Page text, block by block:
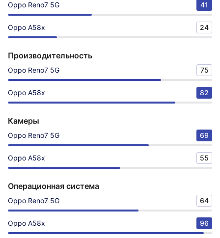
Oppo Reno7 5G 41
Oppo A58x 24
Производительность
Oppo Reno7 5G 75
Oppo A58x 82
Камеры
Oppo Reno7 5G 69
Oppo A58x 55
Операционная система
Oppo Reno7 5G 64
Oppo A58x 96